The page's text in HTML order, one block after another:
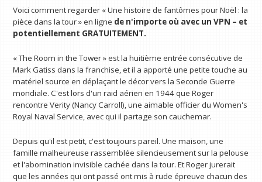
Voici comment regarder « Une histoire de fantômes pour Noël : la
pièce dans la tour » en ligne de n'importe où avec un VPN – et
potentiellement GRATUITEMENT.
« The Room in the Tower » est la huitième entrée consécutive de
Mark Gatiss dans la franchise, et il a apporté une petite touche au
matériel source en déplaçant le décor vers la Seconde Guerre
mondiale. C'est lors d'un raid aérien en 1944 que Roger
rencontre Verity (Nancy Carroll), une aimable officier du Women's
Royal Naval Service, avec qui il partage son cauchemar.
Depuis qu'il est petit, c'est toujours pareil. Une maison, une
famille malheureuse rassemblée silencieusement sur la pelouse
et l'abomination invisible cachée dans la tour. Et Roger jurerait
que les années qui ont passé ont mis à rude épreuve chacun des